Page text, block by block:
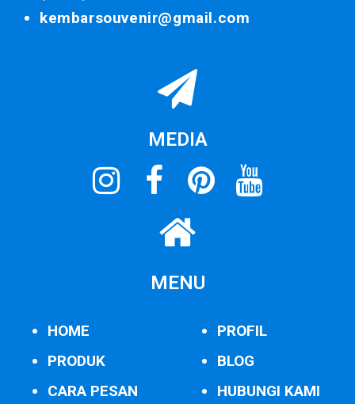
kembarsouvenir@gmail.com
MEDIA
MENU
HOME
PRODUK
CARA PESAN
PROFIL
BLOG
HUBUNGI KAMI